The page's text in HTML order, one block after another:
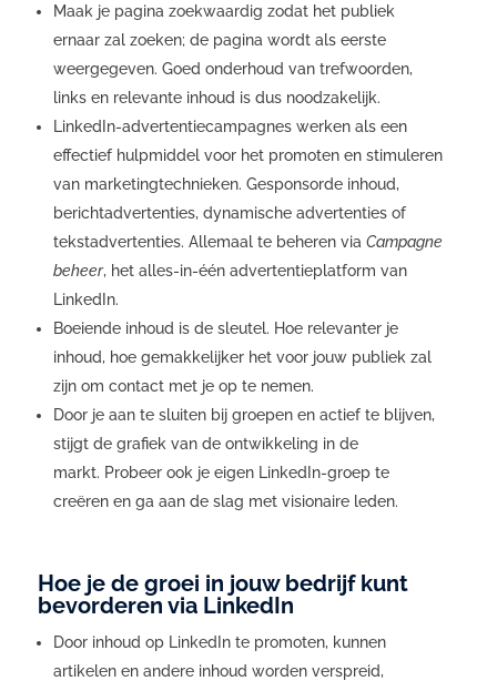
Maak je pagina zoekwaardig zodat het publiek
ernaar zal zoeken; de pagina wordt als eerste
weergegeven. Goed onderhoud van trefwoorden,
links en relevante inhoud is dus noodzakelijk.
LinkedIn-advertentiecampagnes werken als een
effectief hulpmiddel voor het promoten en stimuleren
van marketingtechnieken. Gesponsorde inhoud,
berichtadvertenties, dynamische advertenties of
tekstadvertenties. Allemaal te beheren via Campagne
beheer, het alles-in-één advertentieplatform van
LinkedIn.
Boeiende inhoud is de sleutel. Hoe relevanter je
inhoud, hoe gemakkelijker het voor jouw publiek zal
zijn om contact met je op te nemen.
Door je aan te sluiten bij groepen en actief te blijven,
stijgt de grafiek van de ontwikkeling in de
markt. Probeer ook je eigen LinkedIn-groep te
creëren en ga aan de slag met visionaire leden.
Hoe je de groei in jouw bedrijf kunt
bevorderen via LinkedIn
Door inhoud op LinkedIn te promoten, kunnen
artikelen en andere inhoud worden verspreid,